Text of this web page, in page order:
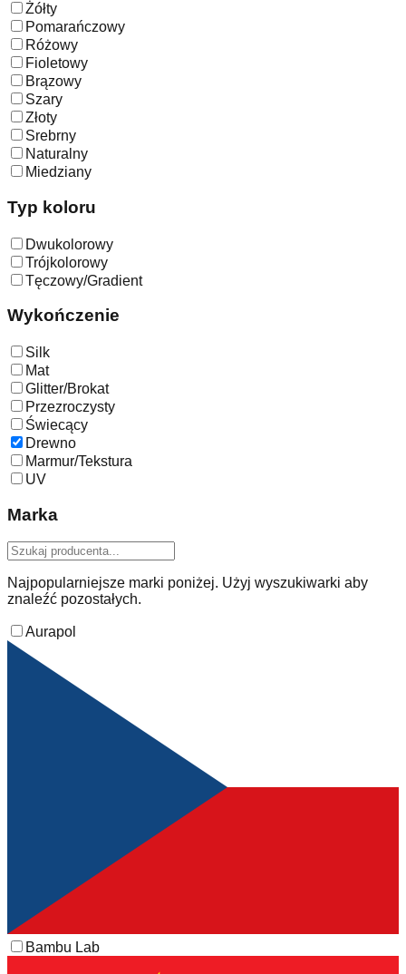
Żółty
Pomarańczowy
Różowy
Fioletowy
Brązowy
Szary
Złoty
Srebrny
Naturalny
Miedziany
Typ koloru
Dwukolorowy
Trójkolorowy
Tęczowy/Gradient
Wykończenie
Silk
Mat
Glitter/Brokat
Przezroczysty
Świecący
Drewno
Marmur/Tekstura
UV
Marka
Najpopularniejsze marki poniżej. Użyj wyszukiwarki aby
znaleźć pozostałych.
Aurapol
Bambu Lab